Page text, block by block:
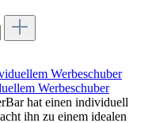
Werbeschuber
hat einen individuell
ihn zu einem idealen